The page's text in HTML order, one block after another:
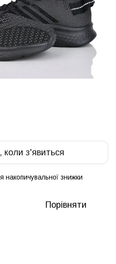
коли з'явиться
накопичувальної знижки
Порівняти